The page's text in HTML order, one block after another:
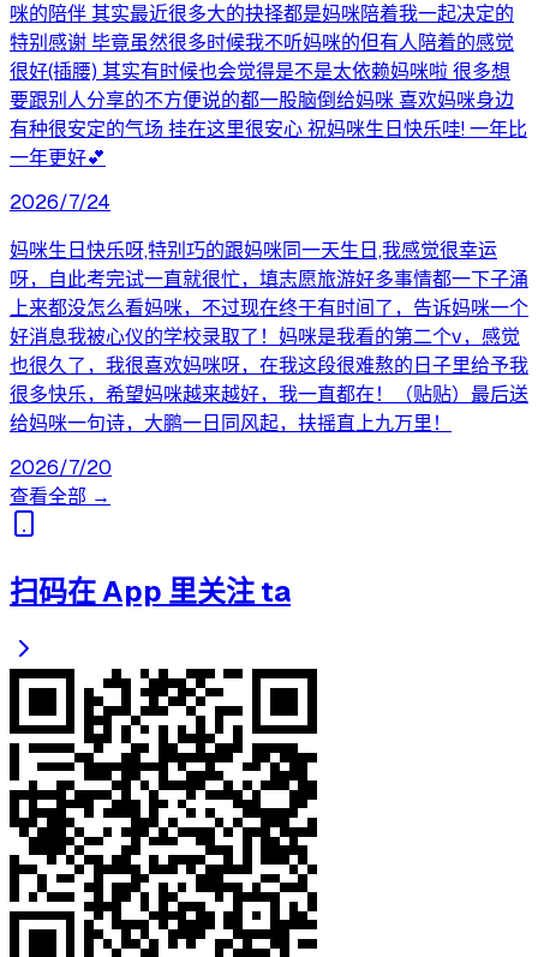
咪的陪伴 其实最近很多大的抉择都是妈咪陪着我一起决定的
特别感谢 毕竟虽然很多时候我不听妈咪的但有人陪着的感觉
很好(插腰) 其实有时候也会觉得是不是太依赖妈咪啦 很多想
要跟别人分享的不方便说的都一股脑倒给妈咪 喜欢妈咪身边
有种很安定的气场 挂在这里很安心 祝妈咪生日快乐哇! 一年比
一年更好💕
2026/7/24
妈咪生日快乐呀,特别巧的跟妈咪同一天生日,我感觉很幸运
呀，自此考完试一直就很忙，填志愿旅游好多事情都一下子涌
上来都没怎么看妈咪，不过现在终于有时间了，告诉妈咪一个
好消息我被心仪的学校录取了！妈咪是我看的第二个v，感觉
也很久了，我很喜欢妈咪呀，在我这段很难熬的日子里给予我
很多快乐，希望妈咪越来越好，我一直都在！（贴贴）最后送
给妈咪一句诗，大鹏一日同风起，扶摇直上九万里！
2026/7/20
查看全部 →
扫码在 App 里关注 ta